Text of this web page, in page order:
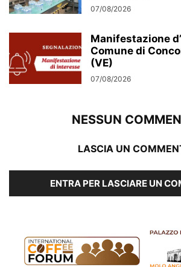
07/08/2026
Manifestazione
Comune di
(VE)
07/08/2026
NESSUN
LASCIA UN
ENTRA PER LASCIARE UN